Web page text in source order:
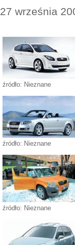
27 września
źródło: Nieznane
źródło: Nieznane
źródło: Nieznane